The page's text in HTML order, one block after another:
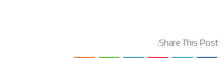
Share This Post: